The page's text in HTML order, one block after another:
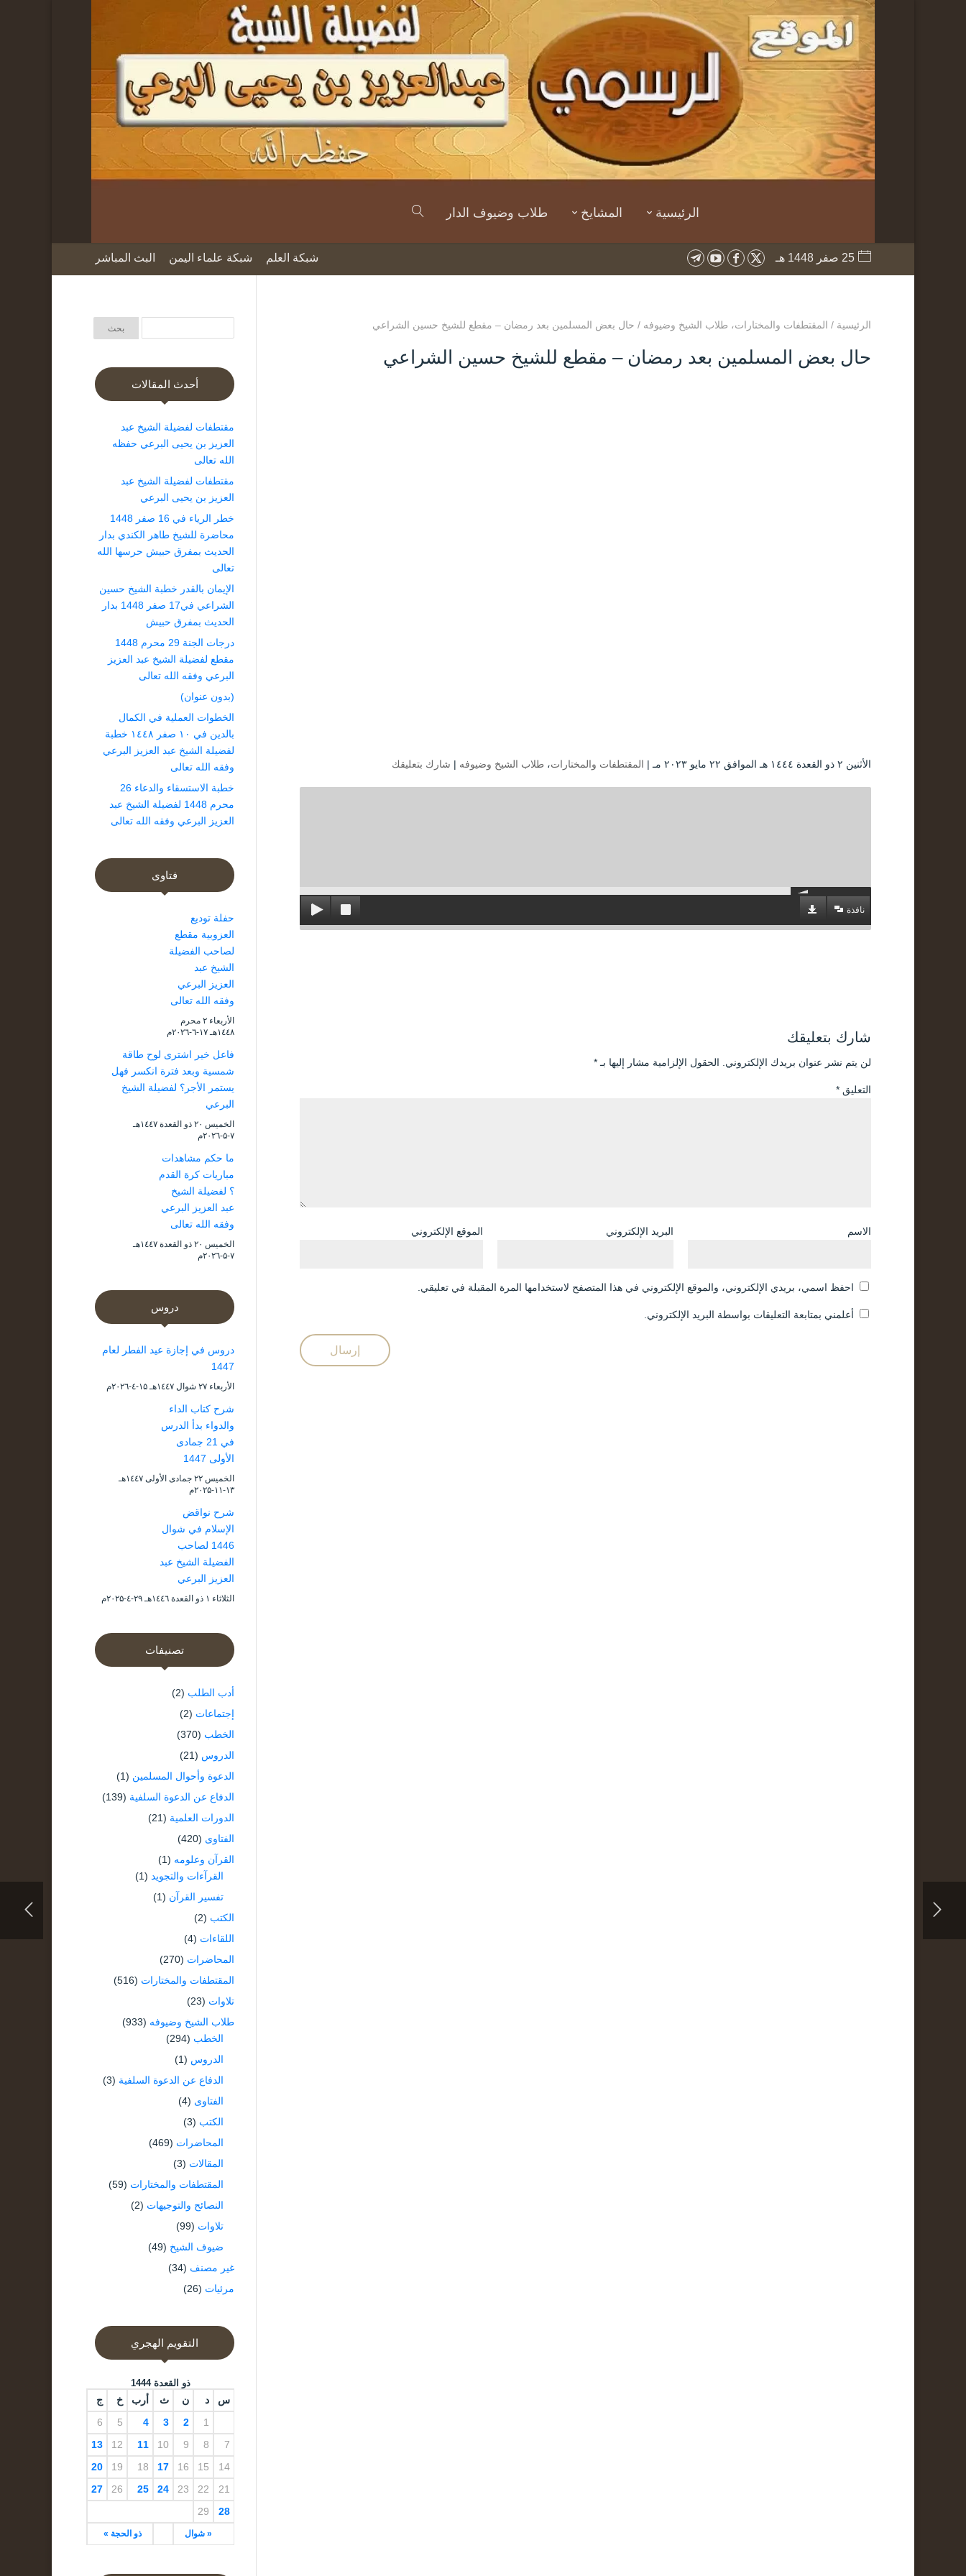
الرئيسية المشايخ طلاب وضيوف الدار
25 صفر 1448 هـ شبكة العلم شبكة علماء اليمن البث المباشر
الرئيسية / المقتطفات والمختارات، طلاب الشيخ وضيوفه / حال بعض المسلمين بعد رمضان – مقطع للشيخ حسين الشراعي
حال بعض المسلمين بعد رمضان – مقطع للشيخ حسين الشراعي
الأثنين ۲ ذو القعدة ۱٤٤٤ هـ الموافق ۲۲ مايو ۲۰۲۳ مـ | المقتطفات والمختارات، طلاب الشيخ وضيوفه | شارك بتعليقك
نافذة
شارك بتعليقك
لن يتم نشر عنوان بريدك الإلكتروني. الحقول الإلزامية مشار إليها بـ *
التعليق *
الاسم البريد الإلكتروني الموقع الإلكتروني
احفظ اسمي، بريدي الإلكتروني، والموقع الإلكتروني في هذا المتصفح لاستخدامها المرة المقبلة في تعليقي.
أعلمني بمتابعة التعليقات بواسطة البريد الإلكتروني.
أحدث المقالات
مقتطفات لفضيلة الشيخ عبد
العزيز بن يحيى البرعي حفظه
الله تعالى
مقتطفات لفضيلة الشيخ عبد
العزيز بن يحيى البرعي
خطر الرياء في 16 صفر 1448
محاضرة للشيخ طاهر الكندي بدار
الحديث بمفرق حبيش حرسها الله
تعالى
الإيمان بالقدر خطبة الشيخ حسين
الشراعي في17 صفر 1448 بدار
الحديث بمفرق حبيش
درجات الجنة 29 محرم 1448
مقطع لفضيلة الشيخ عبد العزيز
البرعي وفقه الله تعالى
(بدون عنوان)
الخطوات العملية في الكمال
بالدين في ١٠ صفر ١٤٤٨ خطبة
لفضيلة الشيخ عبد العزيز البرعي
وفقه الله تعالى
خطبة الاستسقاء والدعاء 26
محرم 1448 لفضيلة الشيخ عبد
العزيز البرعي وفقه الله تعالى
فتاوى
حفلة توديع
العزوبية مقطع
لصاحب الفضيلة
الشيخ عبد
العزيز البرعي
وفقه الله تعالى
الأربعاء ۲ محرم
۱٤٤۸هـ ۱۷-٦-۲۰۲٦م
فاعل خير اشترى لوح طاقة
شمسية وبعد فترة انكسر فهل
يستمر الأجر؟ لفضيلة الشيخ
البرعي
الخميس ۲۰ ذو القعدة ۱٤٤۷هـ
۷-۵-۲۰۲٦م
ما حكم مشاهدات
مباريات كرة القدم
؟ لفضيلة الشيخ
عبد العزيز البرعي
وفقه الله تعالى
الخميس ۲۰ ذو القعدة ۱٤٤۷هـ
۷-۵-۲۰۲٦م
دروس
دروس في إجازة عيد الفطر لعام
1447
الأربعاء ۲۷ شوال ۱٤٤۷هـ ۱۵-٤-۲۰۲٦م
شرح كتاب الداء
والدواء بدأ الدرس
في 21 جمادى
الأولى 1447
الخميس ۲۲ جمادى الأولى ۱٤٤۷هـ
۱۳-۱۱-۲۰۲۵م
شرح نواقض
الإسلام في شوال
1446 لصاحب
الفضيلة الشيخ عبد
العزيز البرعي
الثلاثاء ۱ ذو القعدة ۱٤٤٦هـ ۲۹-٤-۲۰۲۵م
تصنيفات
أدب الطلب (2)
إجتماعات (2)
الخطب (370)
الدروس (21)
الدعوة وأحوال المسلمين (1)
الدفاع عن الدعوة السلفية (139)
الدورات العلمية (21)
الفتاوى (420)
القرآن وعلومه (1)
القرآءات والتجويد (1)
تفسير القرآن (1)
الكتب (2)
اللقاءات (4)
المحاضرات (270)
المقتطفات والمختارات (516)
تلاوات (23)
طلاب الشيخ وضيوفه (933)
الخطب (294)
الدروس (1)
الدفاع عن الدعوة السلفية (3)
الفتاوى (4)
الكتب (3)
المحاضرات (469)
المقالات (3)
المقتطفات والمختارات (59)
النصائح والتوجيهات (2)
تلاوات (99)
ضيوف الشيخ (49)
غير مصنف (34)
مرئيات (26)
التقويم الهجري
ذو القعدة 1444
س د ن ث أرب خ ج
« شوال ذو الحجة »
1
2
3
4
5
6
7
8
9
10
11
12
13
14
15
16
17
18
19
20
21
22
23
24
25
26
27
28
29